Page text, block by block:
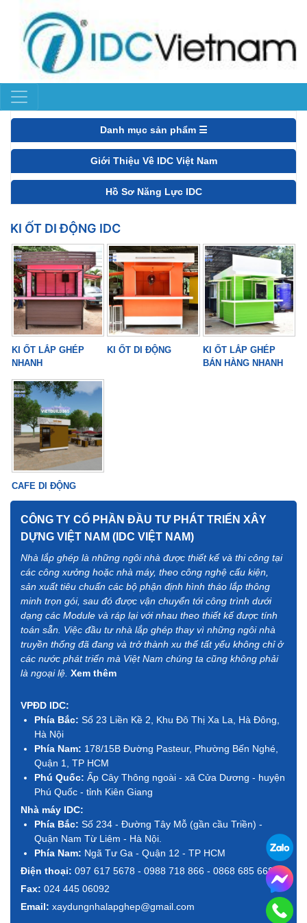
Danh mục sản phẩm ☰
Giới Thiệu Về IDC Việt Nam
Hồ Sơ Năng Lực IDC
KI ỐT DI ĐỘNG IDC
KI ỐT LẮP GHÉP
NHANH
KI ỐT DI ĐỘNG
KI ỐT LẮP GHÉP
BÁN HÀNG NHANH
CAFE DI ĐỘNG
CÔNG TY CỔ PHẦN ĐẦU TƯ PHÁT TRIỂN XÂY
DỰNG VIỆT NAM (IDC VIỆT NAM)
Nhà lắp ghép là những ngôi nhà được thiết kế và thi công tại
các công xưởng hoặc nhà máy, theo công nghệ cấu kiện,
sản xuất tiêu chuẩn các bộ phận định hình tháo lắp thông
minh trọn gói, sau đó được vận chuyển tới công trình dưới
dạng các Module và ráp lại với nhau theo thiết kế được tính
toán sẵn. Việc đầu tư nhà lắp ghép thay vì những ngôi nhà
truyền thống đã đang và trở thành xu thế tất yếu không chỉ ở
các nước phát triển mà Việt Nam chúng ta cũng không phải
là ngoại lệ. Xem thêm
VPĐD IDC:
Phía Bắc: Số 23 Liền Kề 2, Khu Đô Thị Xa La, Hà Đông,
Hà Nội
Phía Nam: 178/15B Đường Pasteur, Phường Bến Nghé,
Quận 1, TP HCM
Phú Quốc: Ấp Cây Thông ngoài - xã Cửa Dương - huyện
Phú Quốc - tỉnh Kiên Giang
Nhà máy IDC:
Phía Bắc: Số 234 - Đường Tây Mỗ (gần cầu Triền) -
Quận Nam Từ Liêm - Hà Nội.
Phía Nam: Ngã Tư Ga - Quận 12 - TP HCM
Điện thoại: 097 617 5678 - 0988 718 866 - 0868 685 668
Fax: 024 445 06092
Email: xaydungnhalapghep@gmail.com